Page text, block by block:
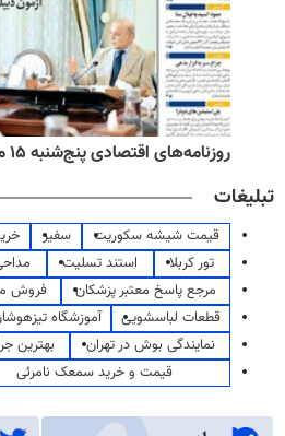
روزنامه‌های اقتصادی پنج‌شنبه ۱۵ مرداد ۱۴۰۵
تبلیغات
قیمت شیشه سکوریت سفیر
تور کربلا
استند تسلیت
مرجع پاسخ معتبر پزشکان
فروش
قطعات لباسشویی
آموزشگاه
نمایندگی بوش در تهران
بهترین
قیمت و خرید سمعک نامرئی